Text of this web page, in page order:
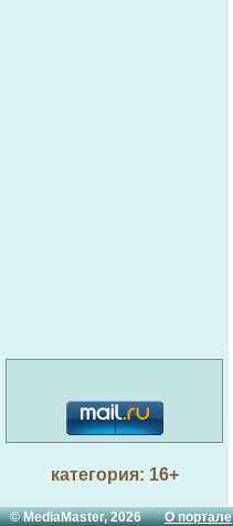
категория: 16+
© MediaMaster, 2026О портале